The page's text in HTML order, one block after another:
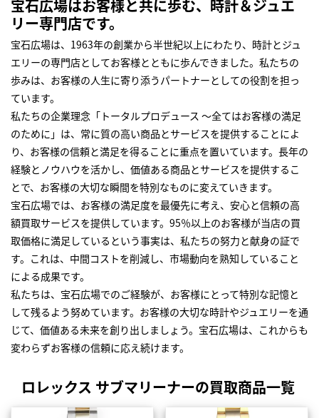
宝石広場はお客様と共に歩む、時計＆ジュエ
リー専門店です。
宝石広場は、1963年の創業から半世紀以上にわたり、時計とジュ
エリーの専門店としてお客様とともに歩んできました。私たちの
歩みは、お客様の人生に寄り添うパートナーとしての役割を担っ
ています。
私たちの企業理念「トータルプロデュース ～全てはお客様の満足
のために」は、常に質の高い商品とサービスを提供することによ
り、お客様の信頼と満足を得ることに重点を置いています。長年の
経験とノウハウを活かし、価値ある商品とサービスを提供するこ
とで、お客様の大切な瞬間を特別なものに変えていきます。
宝石広場では、お客様の満足度を最優先に考え、安心と信頼の高
額買取サービスを提供しています。95％以上のお客様が当店の買
取価格に満足しているという事実は、私たちの努力と献身の証で
す。これは、中間コストを削減し、市場動向を熟知していること
による成果です。
私たちは、宝石広場でのご経験が、お客様にとって特別な記憶と
して残るよう努めています。お客様の大切な時計やジュエリーを通
じて、価値ある未来を創り出しましょう。宝石広場は、これからも
変わらずお客様の信頼に応え続けます。
ロレックス サブマリーナーの買取商品一覧